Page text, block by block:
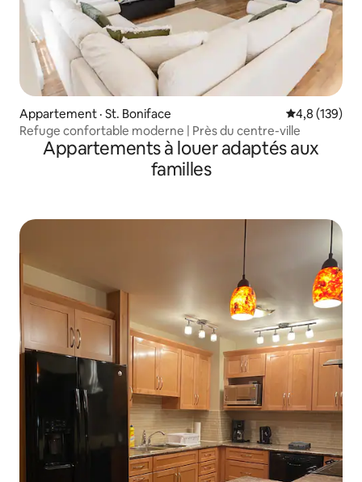
Appartement · St. Boniface Note
4,8 (139)
Refuge confortable moderne | Près du centre-ville
Appartements à louer adaptés aux
familles